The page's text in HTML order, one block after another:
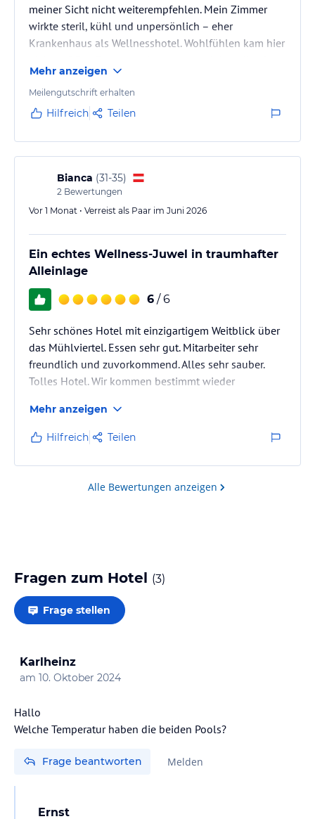
meiner Sicht nicht weiterempfehlen. Mein Zimmer
wirkte steril, kühl und unpersönlich – eher
Krankenhaus als Wellnesshotel. Wohlfühlen kam hier
einfallslos, geschmacklich durchschnittlich und dem
Preisniveau nicht angemessen. Besonders negativ
empfand ich die All-inclusive-Getränke. Diese waren
geschmacklich enttäuschend – für mich schlicht
unverschämt.
Auch mein…
Mehr anzeigen
Meilengutschrift erhalten
Hilfreich Teilen
Bianca (31-35)
2 Bewertungen
Vor 1 Monat • Verreist als Paar im Juni 2026
Ein echtes Wellness-Juwel in traumhafter
Alleinlage
6 / 6
Sehr schönes Hotel mit einzigartigem Weitblick über
das Mühlviertel. Essen sehr gut. Mitarbeiter sehr
freundlich und zuvorkommend. Alles sehr sauber.
Tolles Hotel. Wir kommen bestimmt wieder
Mehr anzeigen
Hilfreich Teilen
Alle Bewertungen anzeigen
Fragen zum Hotel (3)
Frage stellen
Karlheinz
am 10. Oktober 2024
Hallo
Welche Temperatur haben die beiden Pools?
Frage beantworten Melden
Ernst